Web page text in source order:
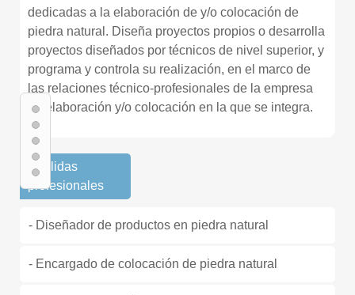
dedicadas a la elaboración de y/o colocación de
piedra natural. Diseña proyectos propios o desarrolla
proyectos diseñados por técnicos de nivel superior, y
programa y controla su realización, en el marco de
las relaciones técnico-profesionales de la empresa
de elaboración y/o colocación en la que se integra.
· Salidas
profesionales
- Diseñador de productos en piedra natural
- Encargado de colocación de piedra natural